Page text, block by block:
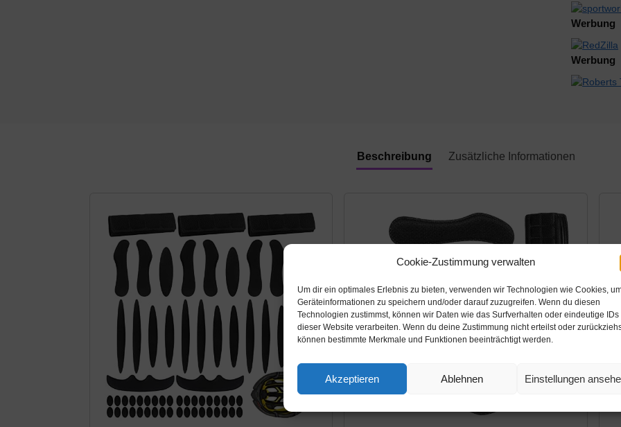
Cookie-Zustimmung verwalten
Um dir ein optimales Erlebnis zu bieten, verwenden wir Technologien wie Cookies,
Geräteinformationen zu speichern und/oder darauf zuzugreifen. Wenn du diesen
Technologien zustimmst, können wir Daten wie das Surfverhalten oder eindeutige IDs
dieser Website verarbeiten. Wenn du deine Zustimmung nicht erteilst oder
können bestimmte Merkmale und Funktionen beeinträchtigt werden.
Akzeptieren Ablehnen Einstellungen
Werbung
Werbung
Beschreibung Zusätzliche Informationen